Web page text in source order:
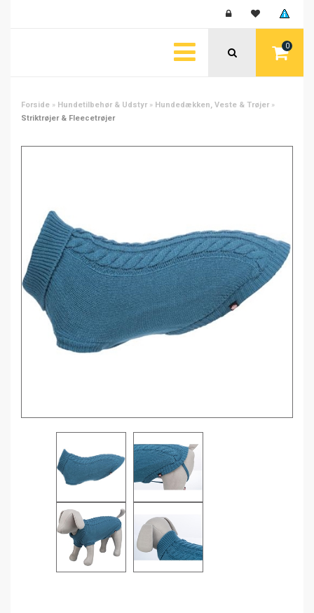
0
Forside » Hundetilbehør & Udstyr » Hundedækken, Veste & Trøjer »
Striktrøjer & Fleecetrøjer